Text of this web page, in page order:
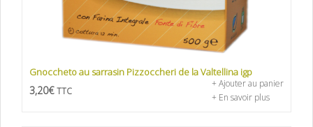
Gnoccheto au sarrasin Pizzoccheri de la Valtellina igp
3,20€ TTC
+ Ajouter au panier
+ En savoir plus